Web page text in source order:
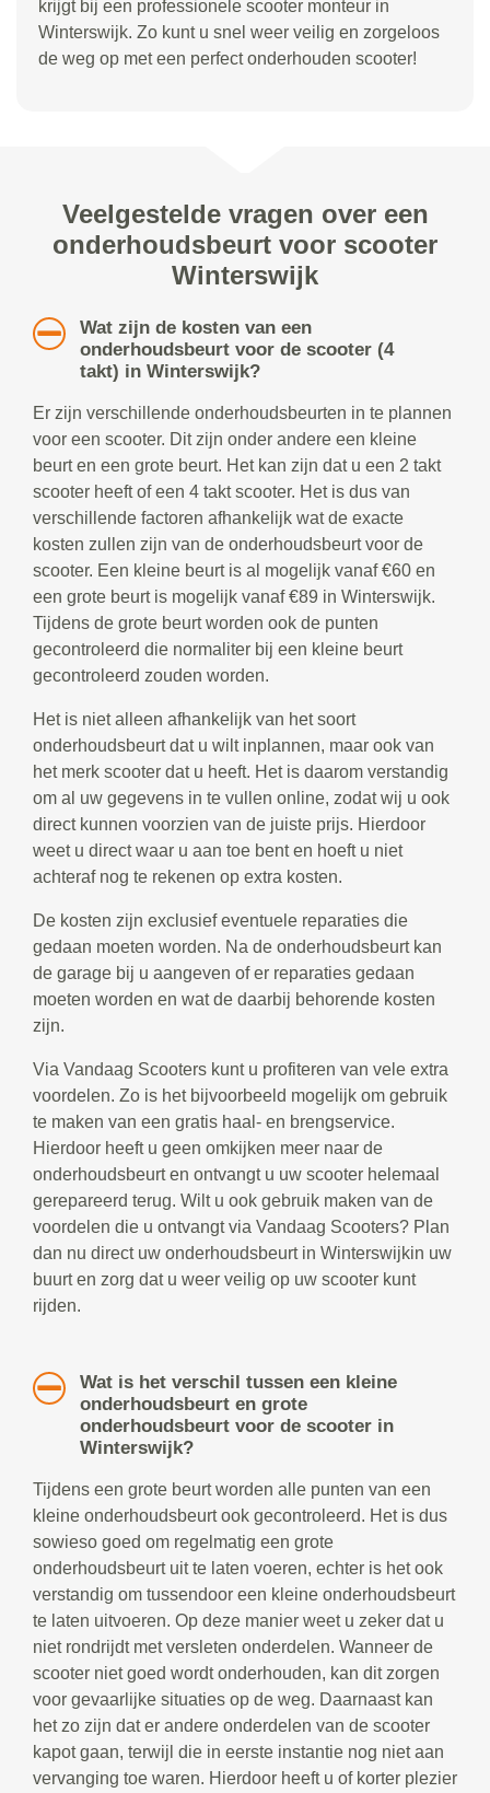
krijgt bij een professionele scooter monteur in
Winterswijk. Zo kunt u snel weer veilig en zorgeloos
de weg op met een perfect onderhouden scooter!
Veelgestelde vragen over een
onderhoudsbeurt voor scooter
Winterswijk
Wat zijn de kosten van een
onderhoudsbeurt voor de scooter (4
takt) in Winterswijk?
Er zijn verschillende onderhoudsbeurten in te plannen
voor een scooter. Dit zijn onder andere een kleine
beurt en een grote beurt. Het kan zijn dat u een 2 takt
scooter heeft of een 4 takt scooter. Het is dus van
verschillende factoren afhankelijk wat de exacte
kosten zullen zijn van de onderhoudsbeurt voor de
scooter. Een kleine beurt is al mogelijk vanaf €60 en
een grote beurt is mogelijk vanaf €89 in Winterswijk.
Tijdens de grote beurt worden ook de punten
gecontroleerd die normaliter bij een kleine beurt
gecontroleerd zouden worden.
Het is niet alleen afhankelijk van het soort
onderhoudsbeurt dat u wilt inplannen, maar ook van
het merk scooter dat u heeft. Het is daarom verstandig
om al uw gegevens in te vullen online, zodat wij u ook
direct kunnen voorzien van de juiste prijs. Hierdoor
weet u direct waar u aan toe bent en hoeft u niet
achteraf nog te rekenen op extra kosten.
De kosten zijn exclusief eventuele reparaties die
gedaan moeten worden. Na de onderhoudsbeurt kan
de garage bij u aangeven of er reparaties gedaan
moeten worden en wat de daarbij behorende kosten
zijn.
Via Vandaag Scooters kunt u profiteren van vele extra
voordelen. Zo is het bijvoorbeeld mogelijk om gebruik
te maken van een gratis haal- en brengservice.
Hierdoor heeft u geen omkijken meer naar de
onderhoudsbeurt en ontvangt u uw scooter helemaal
gerepareerd terug. Wilt u ook gebruik maken van de
voordelen die u ontvangt via Vandaag Scooters? Plan
dan nu direct uw onderhoudsbeurt in Winterswijkin uw
buurt en zorg dat u weer veilig op uw scooter kunt
rijden.
Wat is het verschil tussen een kleine
onderhoudsbeurt en grote
onderhoudsbeurt voor de scooter in
Winterswijk?
Tijdens een grote beurt worden alle punten van een
kleine onderhoudsbeurt ook gecontroleerd. Het is dus
sowieso goed om regelmatig een grote
onderhoudsbeurt uit te laten voeren, echter is het ook
verstandig om tussendoor een kleine onderhoudsbeurt
te laten uitvoeren. Op deze manier weet u zeker dat u
niet rondrijdt met versleten onderdelen. Wanneer de
scooter niet goed wordt onderhouden, kan dit zorgen
voor gevaarlijke situaties op de weg. Daarnaast kan
het zo zijn dat er andere onderdelen van de scooter
kapot gaan, terwijl die in eerste instantie nog niet aan
vervanging toe waren. Hierdoor heeft u of korter plezier